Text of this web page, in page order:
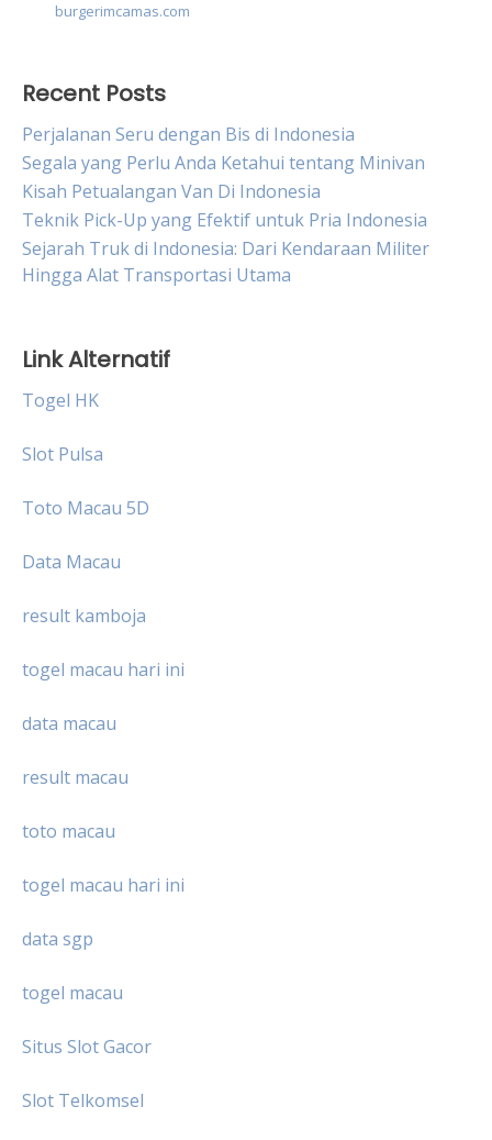
burgerimcamas.com
Recent Posts
Perjalanan Seru dengan Bis di Indonesia
Segala yang Perlu Anda Ketahui tentang Minivan
Kisah Petualangan Van Di Indonesia
Teknik Pick-Up yang Efektif untuk Pria Indonesia
Sejarah Truk di Indonesia: Dari Kendaraan Militer
Hingga Alat Transportasi Utama
Link Alternatif
Togel HK
Slot Pulsa
Toto Macau 5D
Data Macau
result kamboja
togel macau hari ini
data macau
result macau
toto macau
togel macau hari ini
data sgp
togel macau
Situs Slot Gacor
Slot Telkomsel